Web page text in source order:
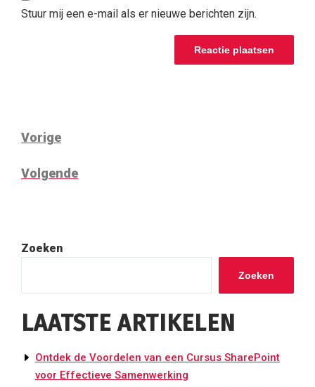
Stuur mij een e-mail als er nieuwe berichten zijn.
BERICHT
NAVIGATIE
Vorig
Vorige
Volgend
Volgende
Zoeken
Zoeken
LAATSTE ARTIKELEN
Ontdek de Voordelen van een Cursus SharePoint
voor Effectieve Samenwerking